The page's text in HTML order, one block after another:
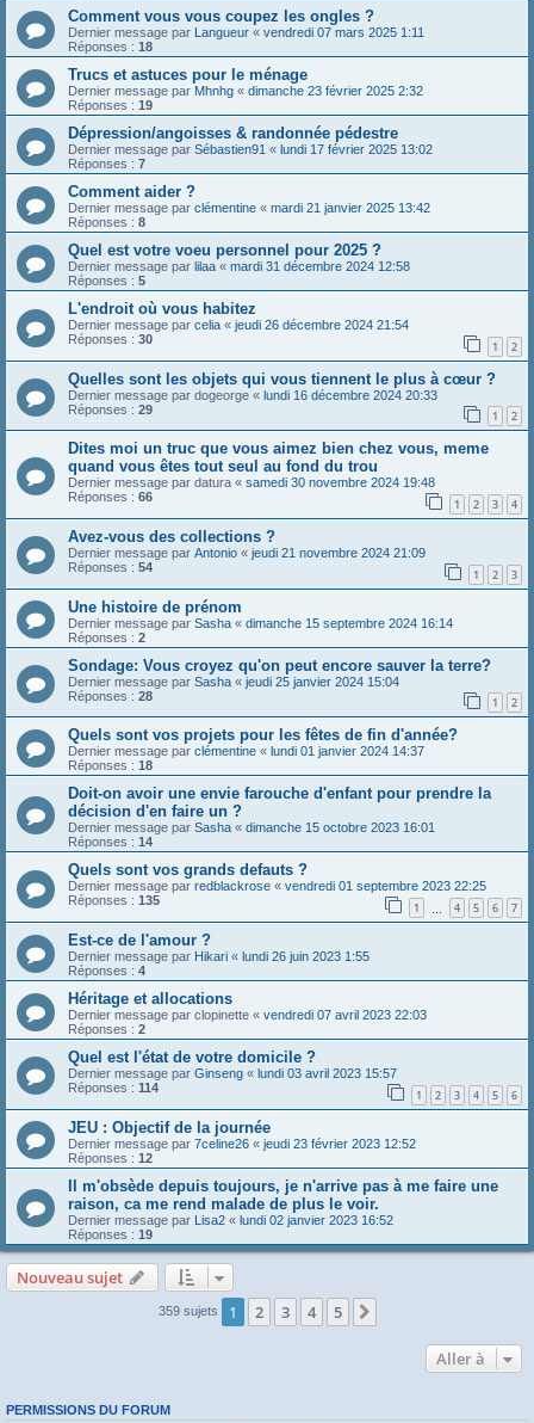
Comment vous vous coupez les ongles ?
Dernier message par Langueur « vendredi 07 mars 2025 1:11
Réponses : 18
Trucs et astuces pour le ménage
Dernier message par Mhnhg « dimanche 23 février 2025 2:32
Réponses : 19
Dépression/angoisses & randonnée pédestre
Dernier message par Sébastien91 « lundi 17 février 2025 13:02
Réponses : 7
Comment aider ?
Dernier message par clémentine « mardi 21 janvier 2025 13:42
Réponses : 8
Quel est votre voeu personnel pour 2025 ?
Dernier message par lilaa « mardi 31 décembre 2024 12:58
Réponses : 5
L'endroit où vous habitez
Dernier message par celia « jeudi 26 décembre 2024 21:54
Réponses : 30 1 2
Quelles sont les objets qui vous tiennent le plus à cœur ?
Dernier message par dogeorge « lundi 16 décembre 2024 20:33
Réponses : 29 1 2
Dites moi un truc que vous aimez bien chez vous, meme
quand vous êtes tout seul au fond du trou
Dernier message par datura « samedi 30 novembre 2024 19:48
Réponses : 66 1 2 3 4
Avez-vous des collections ?
Dernier message par Antonio « jeudi 21 novembre 2024 21:09
Réponses : 54 1 2 3
Une histoire de prénom
Dernier message par Sasha « dimanche 15 septembre 2024 16:14
Réponses : 2
Sondage: Vous croyez qu'on peut encore sauver la terre?
Dernier message par Sasha « jeudi 25 janvier 2024 15:04
Réponses : 28 1 2
Quels sont vos projets pour les fêtes de fin d'année?
Dernier message par clémentine « lundi 01 janvier 2024 14:37
Réponses : 18
Doit-on avoir une envie farouche d'enfant pour prendre la
décision d'en faire un ?
Dernier message par Sasha « dimanche 15 octobre 2023 16:01
Réponses : 14
Quels sont vos grands defauts ?
Dernier message par redblackrose « vendredi 01 septembre 2023 22:25
Réponses : 135 1 4 5 6 7
Est-ce de l'amour ?
Dernier message par Hikari « lundi 26 juin 2023 1:55
Réponses : 4
Héritage et allocations
Dernier message par clopinette « vendredi 07 avril 2023 22:03
Réponses : 2
Quel est l'état de votre domicile ?
Dernier message par Ginseng « lundi 03 avril 2023 15:57
Réponses : 114 1 2 3 4 5 6
JEU : Objectif de la journée
Dernier message par 7celine26 « jeudi 23 février 2023 12:52
Réponses : 12
Il m'obsède depuis toujours, je n'arrive pas à me faire une
raison, ca me rend malade de plus le voir.
Dernier message par Lisa2 « lundi 02 janvier 2023 16:52
Réponses : 19
Nouveau sujet
359 sujets 1 2 3 4 5
Aller à
PERMISSIONS DU FORUM